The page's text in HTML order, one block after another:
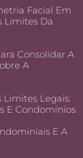
Facial Em
Limites Da
Consolidar A
A
Limites Legais:
E Condomínios
E A